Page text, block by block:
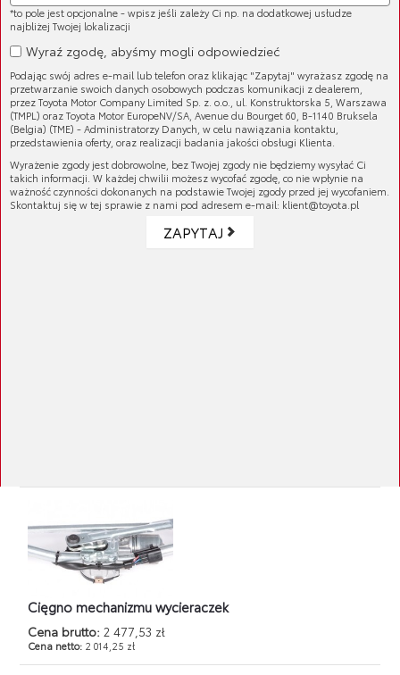
Cięgno mechanizmu wycieraczek
Cena brutto:1 252,90 zł
Cena netto:1 018,62 zł
Cięgno mechanizmu wycieraczek
Cena brutto: 2 477,53 zł
Cena netto: 2 014,25 zł
*to pole jest opcjonalne - wpisz jeśli zależy Ci np. na dodatkowej usłudze
najbliżej Twojej lokalizacji
Wyraź zgodę, abyśmy mogli odpowiedzieć
Podając swój adres e-mail lub telefon oraz klikając "Zapytaj" wyrażasz zgodę na
przetwarzanie swoich danych osobowych podczas komunikacji z dealerem,
przez Toyota Motor Company Limited Sp. z. o.o., ul. Konstruktorska 5, Warszawa
(TMPL) oraz Toyota Motor EuropeNV/SA, Avenue du Bourget 60, B-1140 Bruksela
(Belgia) (TME) - Administratorzy Danych, w celu nawiązania kontaktu,
przedstawienia oferty, oraz realizacji badania jakości obsługi Klienta.
Wyrażenie zgody jest dobrowolne, bez Twojej zgody nie będziemy wysyłać Ci
takich informacji. W każdej chwilii możesz wycofać zgodę, co nie wpłynie na
ważność czynności dokonanych na podstawie Twojej zgody przed jej wycofaniem.
Skontaktuj się w tej sprawie z nami pod adresem e-mail: klient@toyota.pl
ZAPYTAJ